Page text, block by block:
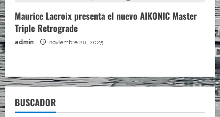
Maurice Lacroix presenta el nuevo AIKONIC Master
Triple Retrograde
admin noviembre 20, 2025
BUSCADOR